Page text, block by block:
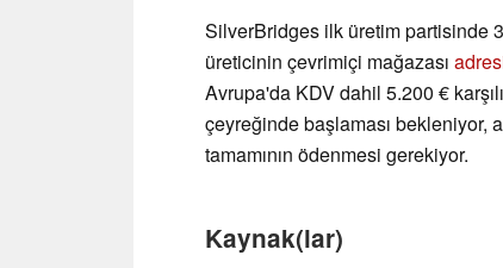
SilverBridges ilk üretim partisinde
üreticinin çevrimiçi mağazası
Avrupa'da KDV dahil 5.200 €
çeyreğinde başlaması bekleniyor,
tamamının ödenmesi gerekiyor.
Kaynak(lar)